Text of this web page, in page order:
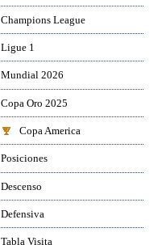
Champions League
Ligue 1
Mundial 2026
Copa Oro 2025
Copa America
Posiciones
Descenso
Defensiva
Tabla Visita